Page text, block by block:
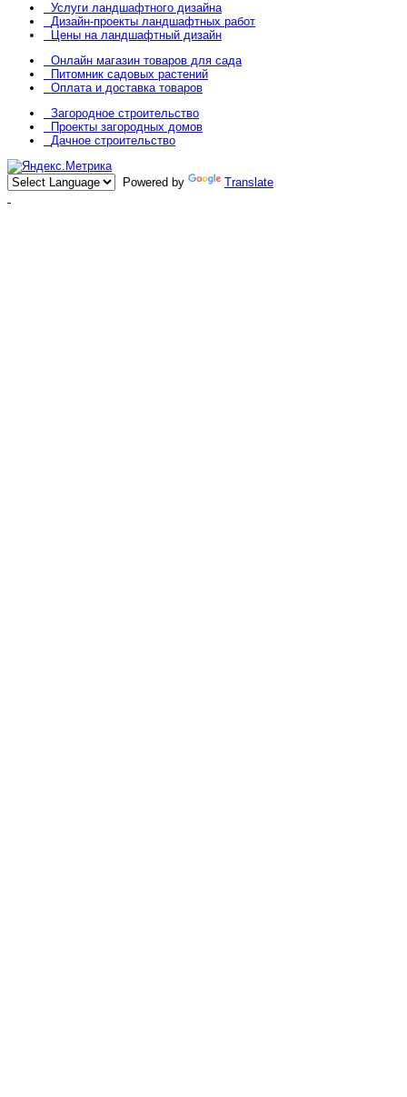
Услуги ландшафтного дизайна
Дизайн-проекты ландшафтных работ
Цены на ландшафтный дизайн
Онлайн магазин товаров для сада
Питомник садовых растений
Оплата и доставка товаров
Загородное строительство
Проекты загородных домов
Дачное строительство
Powered by Translate